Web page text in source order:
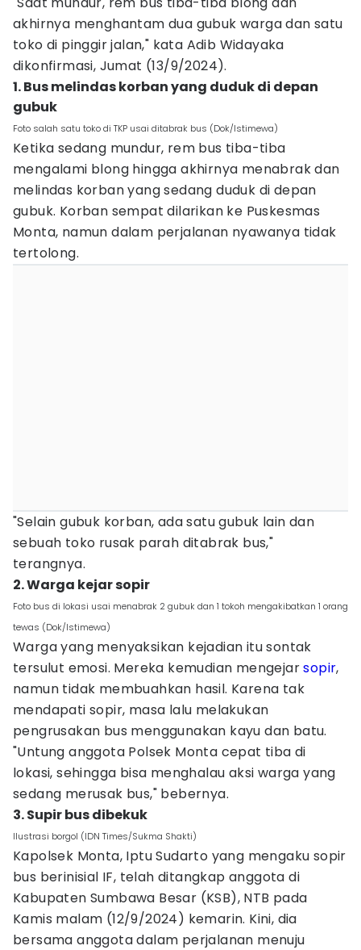
akhirnya menghantam dua gubuk warga dan satu
toko di pinggir jalan," kata Adib Widayaka
dikonfirmasi, Jumat (13/9/2024).
1. Bus melindas korban yang duduk di depan
gubuk
Foto salah satu toko di TKP usai ditabrak bus (Dok/Istimewa)
Ketika sedang mundur, rem bus tiba-tiba
mengalami blong hingga akhirnya menabrak dan
melindas korban yang sedang duduk di depan
gubuk. Korban sempat dilarikan ke Puskesmas
Monta, namun dalam perjalanan nyawanya tidak
tertolong.
"Selain gubuk korban, ada satu gubuk lain dan
sebuah toko rusak parah ditabrak bus,"
terangnya.
2. Warga kejar sopir
Foto bus di lokasi usai menabrak 2 gubuk dan 1 tokoh mengakibatkan 1 orang
tewas (Dok/Istimewa)
Warga yang menyaksikan kejadian itu sontak
tersulut emosi. Mereka kemudian mengejarsopir,
namun tidak membuahkan hasil. Karena tak
mendapati sopir, masa lalu melakukan
pengrusakan bus menggunakan kayu dan batu.
"Untung anggota Polsek Monta cepat tiba di
lokasi, sehingga bisa menghalau aksi warga yang
sedang merusak bus," bebernya.
3. Supir bus dibekuk
Ilustrasi borgol (IDN Times/Sukma Shakti)
Kapolsek Monta, Iptu Sudarto yang mengaku sopir
bus berinisial IF, telah ditangkap anggota di
Kabupaten Sumbawa Besar (KSB), NTB pada
Kamis malam (12/9/2024) kemarin. Kini, dia
bersama anggota dalam perjalanan menuju